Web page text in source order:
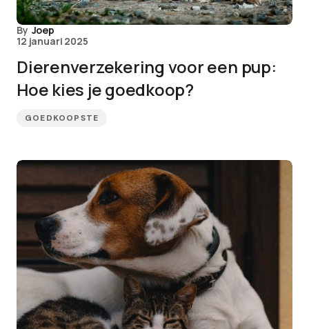
By Joep
12 januari 2025
Dierenverzekering voor een pup:
Hoe kies je goedkoop?
GOEDKOOPSTE